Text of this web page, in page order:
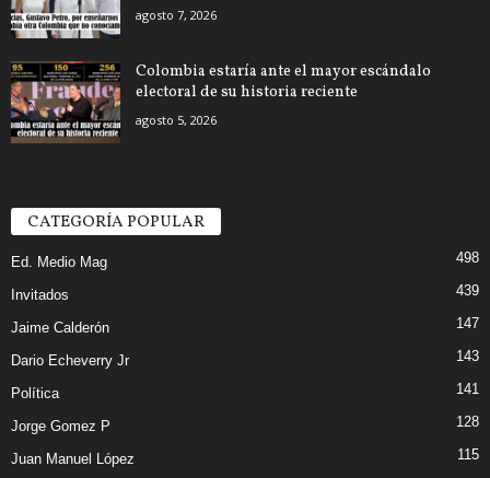
agosto 7, 2026
Colombia estaría ante el mayor escándalo
electoral de su historia reciente
agosto 5, 2026
CATEGORÍA POPULAR
Ed. Medio Mag 498
Invitados 439
Jaime Calderón 147
Dario Echeverry Jr 143
Política 141
Jorge Gomez P 128
Juan Manuel López 115